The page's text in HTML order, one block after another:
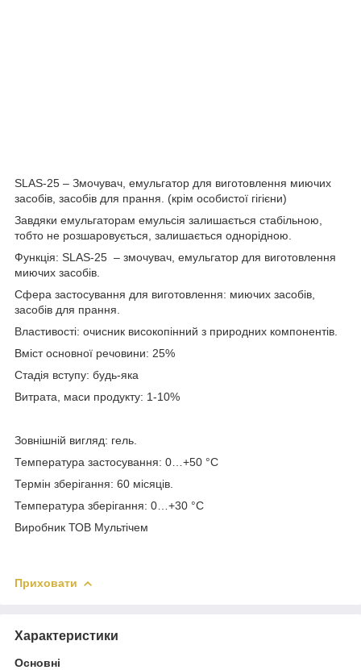
SLAS-25 – Змочувач, емульгатор для виготовлення миючих
засобів, засобів для прання. (крім особистої гігієни)
Завдяки емульгаторам емульсія залишається стабільною,
тобто не розшаровується, залишається однорідною.
Функція: SLAS-25 – змочувач, емульгатор для виготовлення
миючих засобів.
Сфера застосування для виготовлення: миючих засобів,
засобів для прання.
Властивості: очисник високопінний з природних компонентів.
Вміст основної речовини: 25%
Стадія вступу: будь-яка
Витрата, маси продукту: 1-10%
Зовнішній вигляд: гель.
Температура застосування: 0…+50 °C
Термін зберігання: 60 місяців.
Температура зберігання: 0…+30 °C
Виробник ТОВ Мультічем
Приховати
Характеристики
Основні